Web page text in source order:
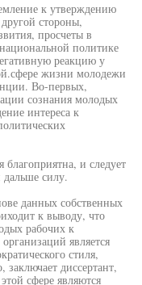
к утверждению
стороны,
просчеты в
политике
реакцию у
жизни молодежи
Во-первых,
сознания молодых
интереса к
благоприятна, и следует
силу.
данных собственных
к выводу, что
рабочих к
является
стиля,
диссертант,
сфере являются